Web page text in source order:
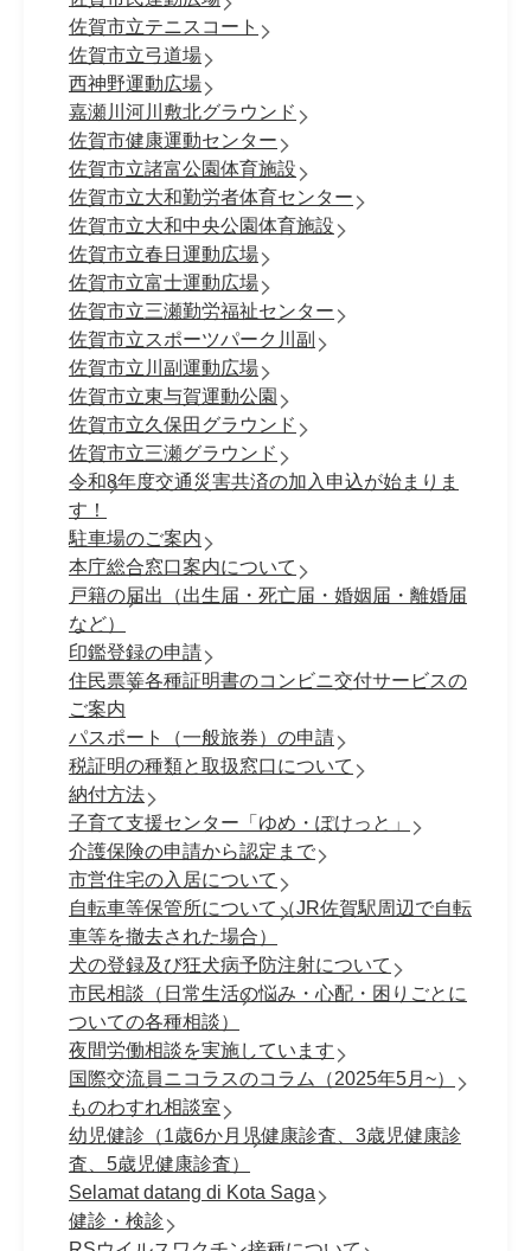
佐賀市立テニスコート
佐賀市立弓道場
西神野運動広場
嘉瀬川河川敷北グラウンド
佐賀市健康運動センター
佐賀市立諸富公園体育施設
佐賀市立大和勤労者体育センター
佐賀市立大和中央公園体育施設
佐賀市立春日運動広場
佐賀市立富士運動広場
佐賀市立三瀬勤労福祉センター
佐賀市立スポーツパーク川副
佐賀市立川副運動広場
佐賀市立東与賀運動公園
佐賀市立久保田グラウンド
佐賀市立三瀬グラウンド
令和8年度交通災害共済の加入申込が始まりま
す！
駐車場のご案内
本庁総合窓口案内について
戸籍の届出（出生届・死亡届・婚姻届・離婚届
など）
印鑑登録の申請
住民票等各種証明書のコンビニ交付サービスの
ご案内
パスポート（一般旅券）の申請
税証明の種類と取扱窓口について
納付方法
子育て支援センター「ゆめ・ぽけっと」
介護保険の申請から認定まで
市営住宅の入居について
自転車等保管所について（JR佐賀駅周辺で自転
車等を撤去された場合）
犬の登録及び狂犬病予防注射について
市民相談（日常生活の悩み・心配・困りごとに
ついての各種相談）
夜間労働相談を実施しています
国際交流員ニコラスのコラム（2025年5月~）
ものわすれ相談室
幼児健診（1歳6か月児健康診査、3歳児健康診
査、5歳児健康診査）
Selamat datang di Kota Saga
健診・検診